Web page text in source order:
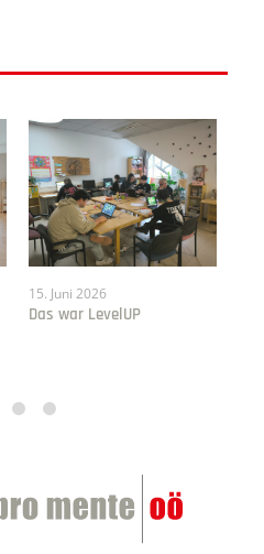
15. Juni 2026
Das war LevelUP